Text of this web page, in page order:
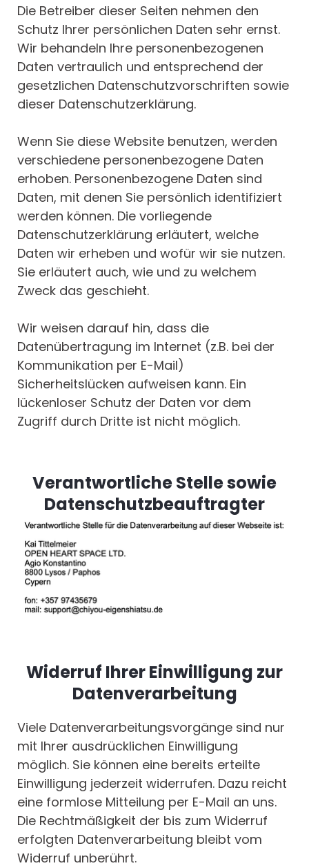
Die Betreiber dieser Seiten nehmen den
Schutz Ihrer persönlichen Daten sehr ernst.
Wir behandeln Ihre personenbezogenen
Daten vertraulich und entsprechend der
gesetzlichen Datenschutzvorschriften sowie
dieser Datenschutzerklärung.
Wenn Sie diese Website benutzen, werden
verschiedene personenbezogene Daten
erhoben. Personenbezogene Daten sind
Daten, mit denen Sie persönlich identifiziert
werden können. Die vorliegende
Datenschutzerklärung erläutert, welche
Daten wir erheben und wofür wir sie nutzen.
Sie erläutert auch, wie und zu welchem
Zweck das geschieht.
Wir weisen darauf hin, dass die
Datenübertragung im Internet (z.B. bei der
Kommunikation per E-Mail)
Sicherheitslücken aufweisen kann. Ein
lückenloser Schutz der Daten vor dem
Zugriff durch Dritte ist nicht möglich.
Verantwortliche Stelle sowie
Datenschutzbeauftragter
Widerruf Ihrer Einwilligung zur
Datenverarbeitung
Viele Datenverarbeitungsvorgänge sind nur
mit Ihrer ausdrücklichen Einwilligung
möglich. Sie können eine bereits erteilte
Einwilligung jederzeit widerrufen. Dazu reicht
eine formlose Mitteilung per E-Mail an uns.
Die Rechtmäßigkeit der bis zum Widerruf
erfolgten Datenverarbeitung bleibt vom
Widerruf unberührt.